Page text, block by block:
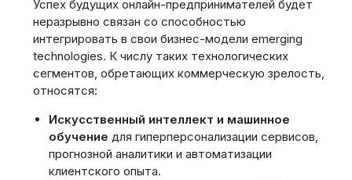
Успех будущих онлайн-предпринимателей будет
неразрывно связан со способностью
интегрировать в свои бизнес-модели emerging
technologies. К числу таких технологических
сегментов, обретающих коммерческую зрелость,
относятся:
Искусственный интеллект и машинное
обучение для гиперперсонализации сервисов,
прогнозной аналитики и автоматизации
клиентского опыта.